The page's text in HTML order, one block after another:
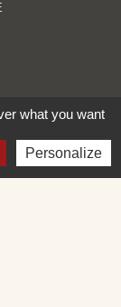
what you want
Personalize